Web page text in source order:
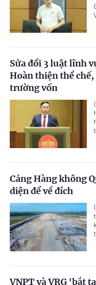
Sửa đổi 3 luật lĩnh
Hoàn thiện thể
trường vốn
Cảng Hàng không
diện để về đích
VNPT và VRG 'bắt